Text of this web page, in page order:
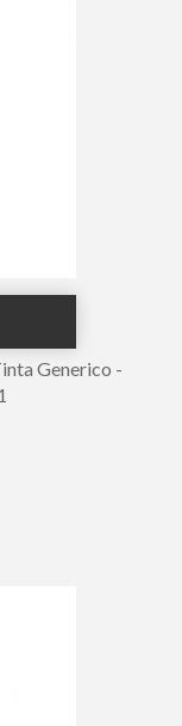
Generico -